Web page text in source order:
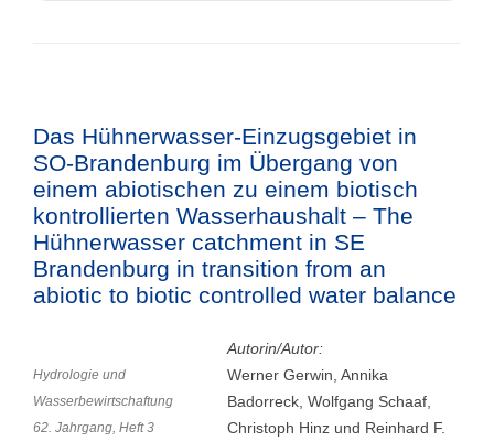
Das Hühnerwasser-Einzugsgebiet in
SO-Brandenburg im Übergang von
einem abiotischen zu einem biotisch
kontrollierten Wasserhaushalt – The
Hühnerwasser catchment in SE
Brandenburg in transition from an
abiotic to biotic controlled water balance
Hydrologie und
Wasserbewirtschaftung
62. Jahrgang, Heft 3
Autorin/Autor:
Werner Gerwin, Annika
Badorreck, Wolfgang Schaaf,
Christoph Hinz und Reinhard F.